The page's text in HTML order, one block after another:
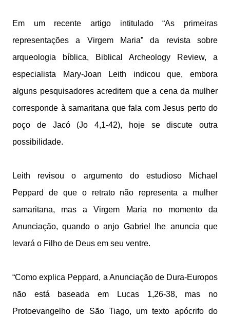
Em um recente artigo intitulado “As primeiras
representações a Virgem Maria” da revista sobre
arqueologia bíblica, Biblical Archeology Review, a
especialista Mary-Joan Leith indicou que, embora
alguns pesquisadores acreditem que a cena da mulher
corresponde à samaritana que fala com Jesus perto do
poço de Jacó (Jo 4,1-42), hoje se discute outra
possibilidade.
Leith revisou o argumento do estudioso Michael
Peppard de que o retrato não representa a mulher
samaritana, mas a Virgem Maria no momento da
Anunciação, quando o anjo Gabriel lhe anuncia que
levará o Filho de Deus em seu ventre.
“Como explica Peppard, a Anunciação de Dura-Europos
não está baseada em Lucas 1,26-38, mas no
Protoevangelho de São Tiago, um texto apócrifo do